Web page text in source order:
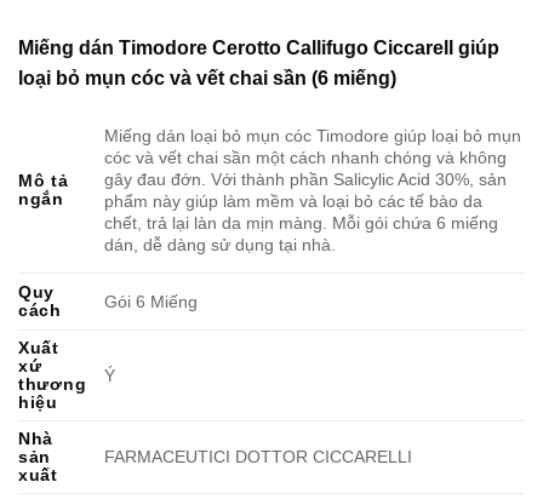
Miếng dán Timodore Cerotto Callifugo Ciccarell giúp
loại bỏ mụn cóc và vết chai sần (6 miếng)
Mô tả
ngắn
Miếng dán loại bỏ mụn cóc Timodore giúp loại bỏ mụn
cóc và vết chai sần một cách nhanh chóng và không
gây đau đớn. Với thành phần Salicylic Acid 30%, sản
phẩm này giúp làm mềm và loại bỏ các tế bào da
chết, trả lại làn da mịn màng. Mỗi gói chứa 6 miếng
dán, dễ dàng sử dụng tại nhà.
Quy
cách
Gói 6 Miếng
Xuất
xứ
thương
hiệu
Ý
Nhà
sản
xuất
FARMACEUTICI DOTTOR CICCARELLI